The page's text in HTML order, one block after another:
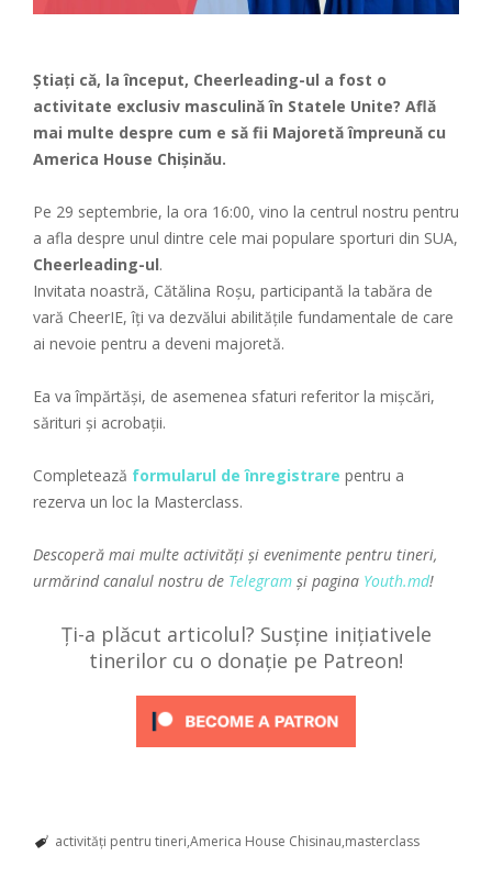
Știați că, la început, Cheerleading-ul a fost o
activitate exclusiv masculină în Statele Unite? Află
mai multe despre cum e să fii Majoretă împreună cu
America House Chișinău.
Pe 29 septembrie, la ora 16:00, vino la centrul nostru pentru
a afla despre unul dintre cele mai populare sporturi din SUA,
Cheerleading-ul.
Invitata noastră, Cătălina Roșu, participantă la tabăra de
vară CheerIE, îți va dezvălui abilitățile fundamentale de care
ai nevoie pentru a deveni majoretă.
Ea va împărtăși, de asemenea sfaturi referitor la mișcări,
sărituri și acrobații.
Completează formularul de înregistrare pentru a
rezerva un loc la Masterclass.
Descoperă mai multe activități și evenimente pentru tineri,
urmărind canalul nostru de Telegram și pagina Youth.md!
Ți-a plăcut articolul? Susține inițiativele
tinerilor cu o donație pe Patreon!
activități pentru tineri America House Chisinau masterclass